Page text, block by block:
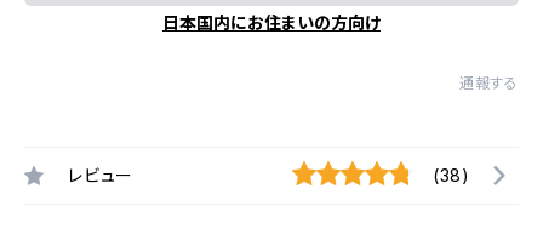
日本国内にお住まいの方向け
通報する
レビュー (38)